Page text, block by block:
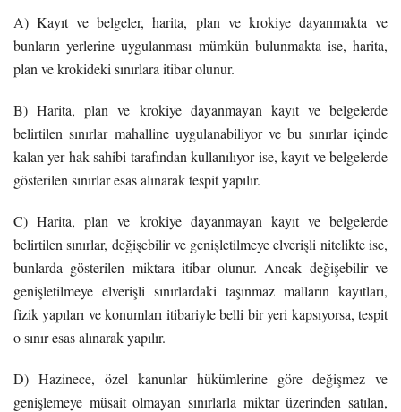
A) Kayıt ve belgeler, harita, plan ve krokiye dayanmakta ve
bunların yerlerine uygulanması mümkün bulunmakta ise, harita,
plan ve krokideki sınırlara itibar olunur.
B) Harita, plan ve krokiye dayanmayan kayıt ve belgelerde
belirtilen sınırlar mahalline uygulanabiliyor ve bu sınırlar içinde
kalan yer hak sahibi tarafından kullanılıyor ise, kayıt ve belgelerde
gösterilen sınırlar esas alınarak tespit yapılır.
C) Harita, plan ve krokiye dayanmayan kayıt ve belgelerde
belirtilen sınırlar, değişebilir ve genişletilmeye elverişli nitelikte ise,
bunlarda gösterilen miktara itibar olunur. Ancak değişebilir ve
genişletilmeye elverişli sınırlardaki taşınmaz malların kayıtları,
fizik yapıları ve konumları itibariyle belli bir yeri kapsıyorsa, tespit
o sınır esas alınarak yapılır.
D) Hazinece, özel kanunlar hükümlerine göre değişmez ve
genişlemeye müsait olmayan sınırlarla miktar üzerinden satılan,